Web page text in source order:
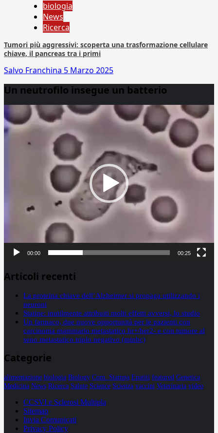
biologia
News
Ricerca
Tumori più aggressivi: scoperta una trasformazione cellulare
chiave, il pancreas tra i primi
Salvo Franchina 5 Marzo 2025
Un neutrofilo insegue un batterio
Player
00:00 00:25
Articoli recenti
La proteina chiave dell’Alzheimer si propaga utilizzando i
neuroni
Statine: inutilmente attribuiti molti effetti avversi, lo studio
Un farmaco, due nuove opportunità per le pazienti con
carcinoma mammario metastatico hr+/her2- e con tumore al
seno metastatico triplo negativo (mtnbc)
Categorie
alimentazione biologia Biology Com. Stampa Epatiti featured Genetica
Medicina News Ricerca Salute Science Scienza vaccini Veterinaria video
CCSVI e Sclerosi Multipla
Sitemap
Invia Comunicati
Privacy Policy